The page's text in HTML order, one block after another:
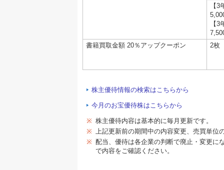
【
【
書籍買取金額 20％アップクーポン
2枚
株主優待情報の検索はこちらから
今月のお宝優待株はこちらから
※ 株主優待内容は基本的に毎月更新です。
※ 上記更新前の期間中の内容変更、売買単位
※ 配当、優待は各企業の判断で廃止・変更に
で内容をご確認ください。